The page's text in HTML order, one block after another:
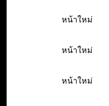
หน้าใหม่
หน้าใหม่
หน้าใหม่